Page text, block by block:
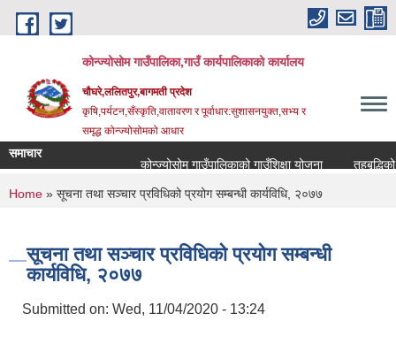
Skip to main content
कोन्ज्योसोम गाउँपालिका,गाउँ कार्यपालिकाको कार्यालय
चौघरे,ललितपुर,बागमती प्रदेश
कृषि,पर्यटन,सँस्कृति,वातावरण र पूर्वाधार:सुशासनयुक्त,सभ्य र
समृद्ध कोन्ज्योसोमको आधार
समाचार
कोन्ज्योसोम गाउँपालिकाको गाउँशिक्षा योजना
तहबृद्धिको
You are here
Home » सूचना तथा सञ्चार प्रविधिको प्रयोग सम्बन्धी कार्यविधि, २०७७
सूचना तथा सञ्चार प्रविधिको प्रयोग सम्बन्धी
कार्यविधि, २०७७
Submitted on: Wed, 11/04/2020 - 13:24